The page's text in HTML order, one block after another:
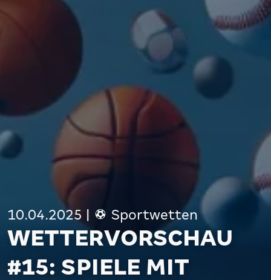
10.04.2025 Sportwetten
WETTERVORSCHAU
#15: SPIELE MIT